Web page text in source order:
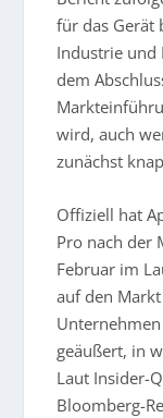
für das Gerät
Industrie und
dem
wird, auch
zunächst
Offiziell hat
Pro nach der
Februar im
auf den
geäußert, in
Laut Insider-
Bloomberg-